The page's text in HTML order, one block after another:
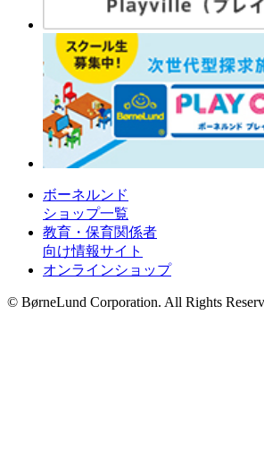
ボーネルンド
ショップ一覧
教育・保育関係者
向け情報サイト
オンラインショップ
© BørneLund Corporation. All Rights